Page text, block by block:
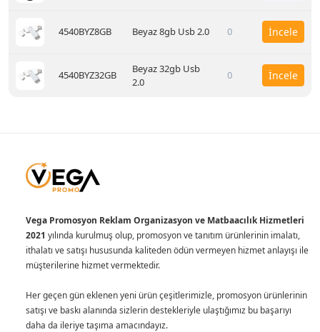
4540BYZ8GB Beyaz 8gb Usb 2.0 0 İncele
4540BYZ32GB
Beyaz 32gb Usb
2.0
0 İncele
Vega Promosyon Reklam Organizasyon ve Matbaacılık Hizmetleri
2021 yılında kurulmuş olup, promosyon ve tanıtım ürünlerinin imalatı,
ithalatı ve satışı hususunda kaliteden ödün vermeyen hizmet anlayışı ile
müşterilerine hizmet vermektedir.
Her geçen gün eklenen yeni ürün çeşitlerimizle, promosyon ürünlerinin
satışı ve baskı alanında sizlerin destekleriyle ulaştığımız bu başarıyı
daha da ileriye taşıma amacındayız.